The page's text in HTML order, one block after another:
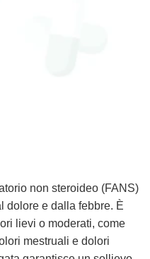
non steroideo (FANS)
dolore e dalla febbre. È
lievi o moderati, come
mestruali e dolori